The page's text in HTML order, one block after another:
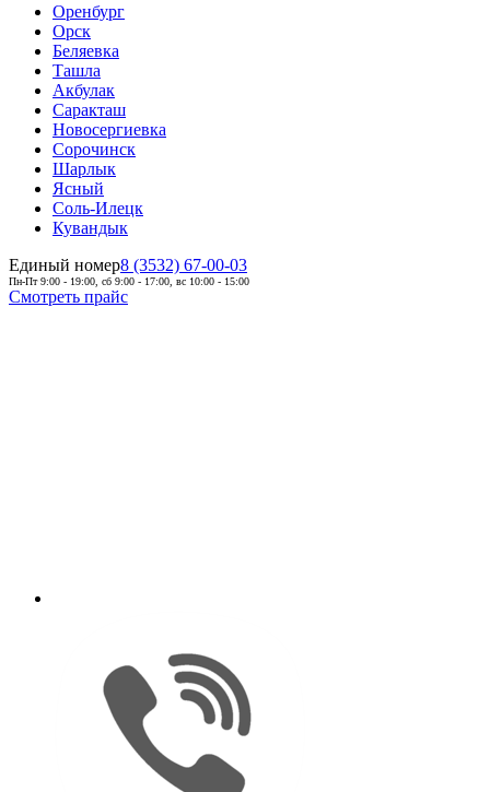
Оренбург
Орск
Беляевка
Ташла
Акбулак
Саракташ
Новосергиевка
Сорочинск
Шарлык
Ясный
Соль-Илецк
Кувандык
Единый номер8 (3532) 67-00-03
Пн-Пт 9:00 - 19:00, сб 9:00 - 17:00, вс 10:00 - 15:00
Смотреть прайс